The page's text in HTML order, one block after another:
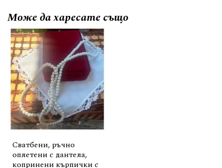
Може дахаресате също
Сватбени, ръчно
оплетени с дантела,
копринени кърпички с